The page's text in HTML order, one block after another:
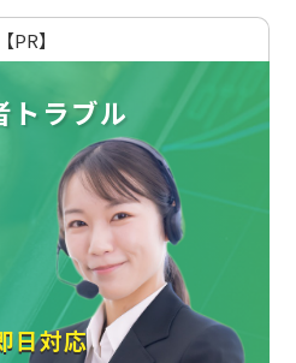
【PR】
トラブル
日対応